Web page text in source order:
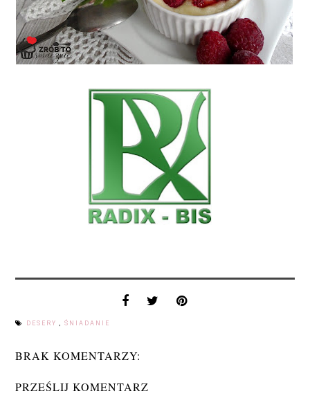
DESERY,ŚNIADANIE
BRAK KOMENTARZY:
PRZEŚLIJ KOMENTARZ